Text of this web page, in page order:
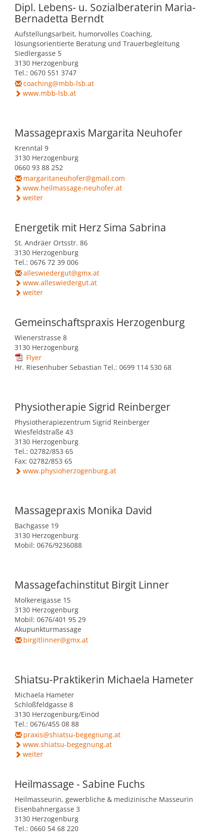
Dipl. Lebens- u. Sozialberaterin Maria-
Bernadetta Berndt
Aufstellungsarbeit, humorvolles Coaching,
lösungsorientierte Beratung und Trauerbegleitung
Siedlergasse 5
3130 Herzogenburg
Tel.: 0670 551 3747
coaching@mbb-lsb.at
www.mbb-lsb.at
Massagepraxis Margarita Neuhofer
Krenntal 9
3130 Herzogenburg
0660 93 88 252
margaritaneuhofer@gmail.com
www.heilmassage-neuhofer.at
weiter
Energetik mit Herz Sima Sabrina
St. Andräer Ortsstr. 86
3130 Herzogenburg
Tel.: 0676 72 39 006
alleswiedergut@gmx.at
www.alleswiedergut.at
weiter
Gemeinschaftspraxis Herzogenburg
Wienerstrasse 8
3130 Herzogenburg
Flyer
Hr. Riesenhuber Sebastian Tel.: 0699 114 530 68
Physiotherapie Sigrid Reinberger
Physiotherapiezentrum Sigrid Reinberger
Wiesfeldstraße 43
3130 Herzogenburg
Tel.: 02782/853 65
Fax: 02782/853 65
www.physioherzogenburg.at
Massagepraxis Monika David
Bachgasse 19
3130 Herzogenburg
Mobil: 0676/9236088
Massagefachinstitut Birgit Linner
Molkereigasse 15
3130 Herzogenburg
Mobil: 0676/401 95 29
Akupunkturmassage
birgitlinner@gmx.at
Shiatsu-Praktikerin Michaela Hameter
Michaela Hameter
Schloßfeldgasse 8
3130 Herzogenburg/Einöd
Tel.: 0676/455 08 88
praxis@shiatsu-begegnung.at
www.shiatsu-begegnung.at
weiter
Heilmassage - Sabine Fuchs
Heilmasseurin, gewerbliche & medizinische Masseurin
Eisenbahnergasse 3
3130 Herzogenburg
Tel.: 0660 54 68 220